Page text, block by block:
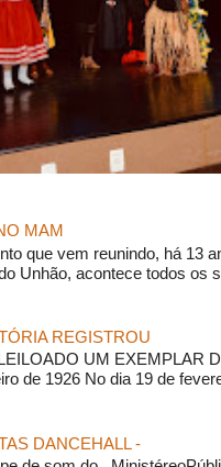
MAM
que vem reunindo, há 13
Unhão, acontece todos os
REGISTROU
UM EXEMPLAR
de 1926 No dia 19 de
DANCEHALL -